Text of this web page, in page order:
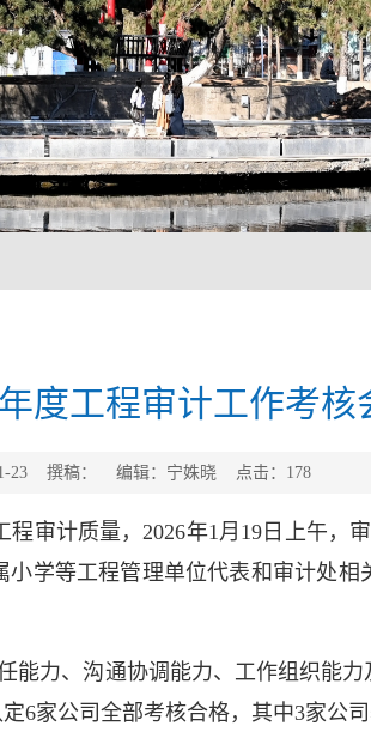
度工程审计工作考核
23 撰稿： 编辑：宁姝晓 点击： 178
审计质量，2026年1月19日上午，
学等工程管理单位代表和审计处
力、沟通协调能力、工作组织能
6家公司全部考核合格，其中3家公司